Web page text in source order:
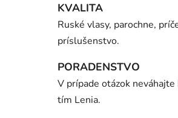
KVALITA
Ruské vlasy, parochne,
príslušenstvo.
PORADENSTVO
V prípade otázok
tím Lenia.